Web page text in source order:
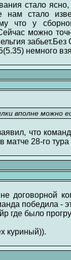
стало
нам стало
что у
можно
немного
вполне можно
что
28-го
договорной
победила
где было
куриный)).